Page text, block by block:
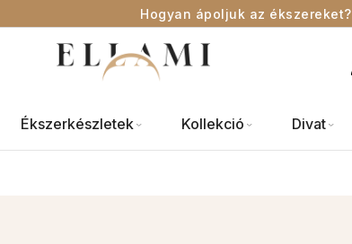
Hogyan ápoljuk az ékszereket?
Ékszerkészletek Kollekció Divat